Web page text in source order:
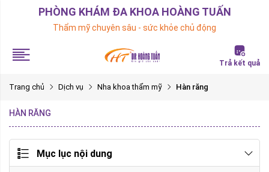
PHÒNG KHÁM ĐA KHOA HOÀNG TUẤN
Thẩm mỹ chuyên sâu - sức khỏe chủ động
Trả kết quả
Trang chủ Dịch vụ Nha khoa thẩm mỹ Hàn răng
HÀN RĂNG
Mục lục nội dung